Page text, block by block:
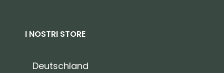
I NOSTRI STORE
Deutschland